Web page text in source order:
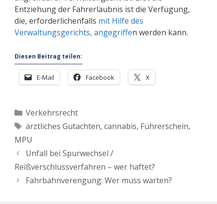
Entziehung der Fahrerlaubnis ist die Verfügung,
die, erforderlichenfalls mit Hilfe des
Verwaltungsgerichts, angegriffen werden kann.
Diesen Beitrag teilen:
E-Mail Facebook X
Kategorien
Verkehrsrecht
Schlagwörter
ärztliches Gutachten, cannabis, Führerschein,
MPU
Unfall bei Spurwechsel /
Reißverschlussverfahren – wer haftet?
Fahrbahnverengung: Wer muss warten?